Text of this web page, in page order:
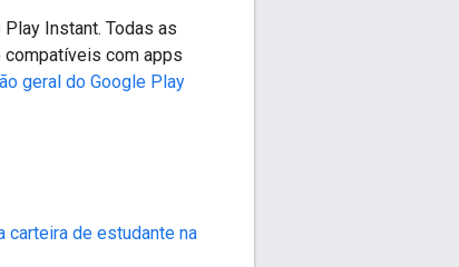
Instant. Todas as
compatíveis com apps
geral do Google Play
carteira de estudante na